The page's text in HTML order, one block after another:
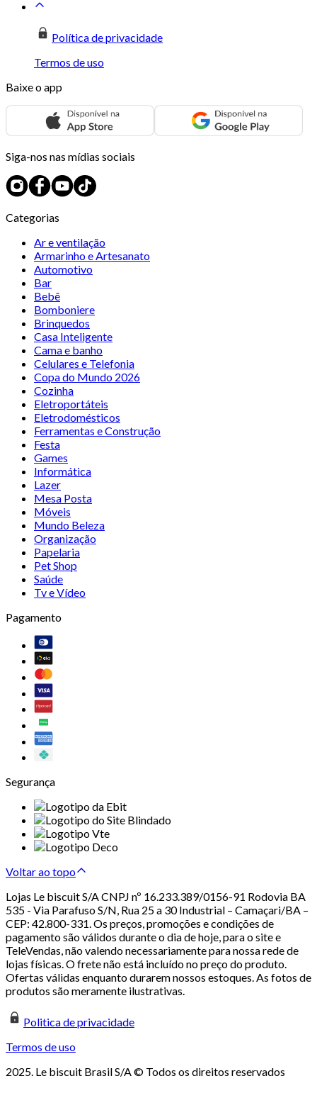
Política de privacidade
Termos de uso
Baixe o app
Siga-nos nas mídias sociais
Categorias
Ar e ventilação
Armarinho e Artesanato
Automotivo
Bar
Bebê
Bomboniere
Brinquedos
Casa Inteligente
Cama e banho
Celulares e Telefonia
Copa do Mundo 2026
Cozinha
Eletroportáteis
Eletrodomésticos
Ferramentas e Construção
Festa
Games
Informática
Lazer
Mesa Posta
Móveis
Mundo Beleza
Organização
Papelaria
Pet Shop
Saúde
Tv e Vídeo
Pagamento
Segurança
Voltar ao topo
Lojas Le biscuit S/A CNPJ nº 16.233.389/0156-91 Rodovia BA
535 - Via Parafuso S/N, Rua 25 a 30 Industrial – Camaçari/BA –
CEP: 42.800-331. Os preços, promoções e condições de
pagamento são válidos durante o dia de hoje, para o site e
TeleVendas, não valendo necessariamente para nossa rede de
lojas físicas. O frete não está incluído no preço do produto.
Ofertas válidas enquanto durarem nossos estoques. As fotos de
produtos são meramente ilustrativas.
Politica de privacidade
Termos de uso
2025. Le biscuit Brasil S/A © Todos os direitos reservados